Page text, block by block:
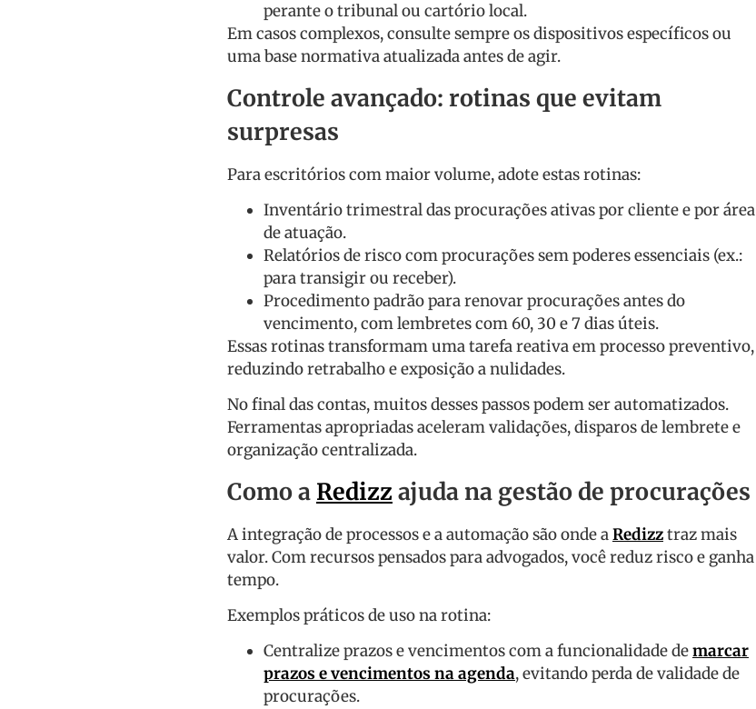
perante o tribunal ou cartório local.
Em casos complexos, consulte sempre os dispositivos específicos ou
uma base normativa atualizada antes de agir.
Controle avançado: rotinas que evitam
surpresas
Para escritórios com maior volume, adote estas rotinas:
Inventário trimestral das procurações ativas por cliente e por área
de atuação.
Relatórios de risco com procurações sem poderes essenciais (ex.:
para transigir ou receber).
Procedimento padrão para renovar procurações antes do
vencimento, com lembretes com 60, 30 e 7 dias úteis.
Essas rotinas transformam uma tarefa reativa em processo preventivo,
reduzindo retrabalho e exposição a nulidades.
No final das contas, muitos desses passos podem ser automatizados.
Ferramentas apropriadas aceleram validações, disparos de lembrete e
organização centralizada.
Como a Redizzajuda na gestão de procurações
A integração de processos e a automação são onde aRedizztraz mais
valor. Com recursos pensados para advogados, você reduz risco e ganha
tempo.
Exemplos práticos de uso na rotina:
Centralize prazos e vencimentos com a funcionalidade demarcar
prazos e vencimentos na agenda, evitando perda de validade de
procurações.